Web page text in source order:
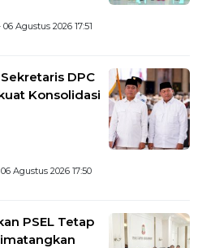
06 Agustus 2026 17:51
DPC
Konsolidasi
Agustus 2026 17:50
PSEL Tetap